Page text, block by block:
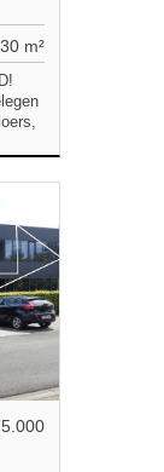
30 m²